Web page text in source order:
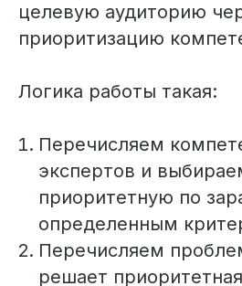
целевую аудиторию
приоритизацию
Логика работы такая:
Перечисляем
экспертов и
приоритетную по
определенным
Перечисляем
решает